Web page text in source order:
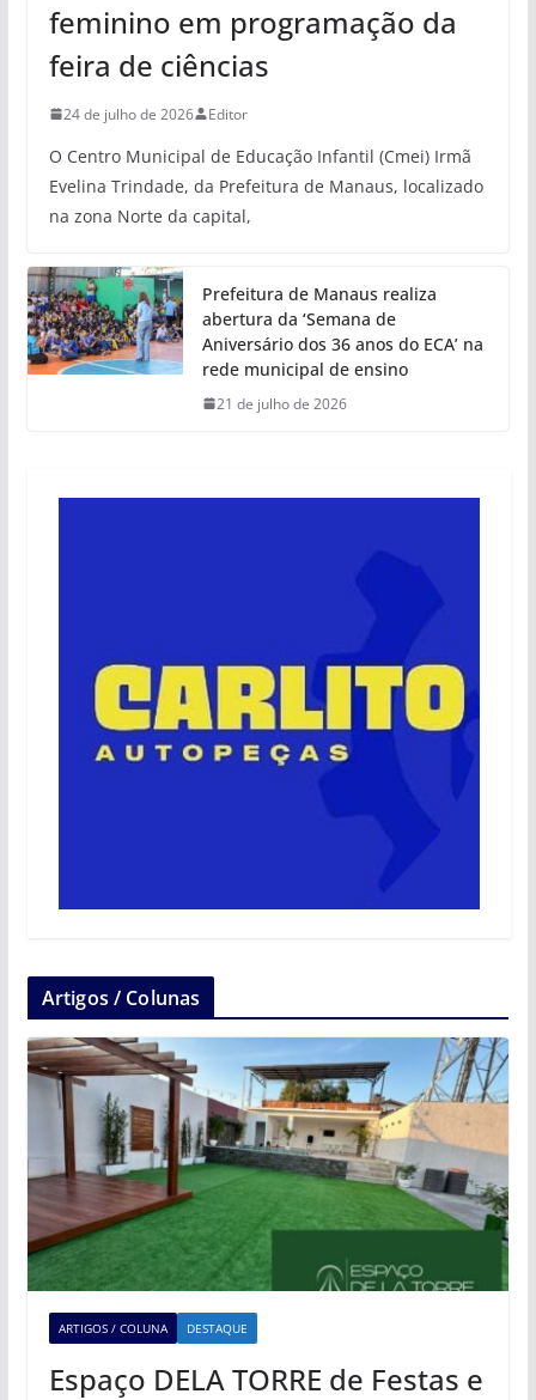
feminino em programação da
feira de ciências
24 de julho de 2026 Editor
O Centro Municipal de Educação Infantil (Cmei) Irmã
Evelina Trindade, da Prefeitura de Manaus, localizado
na zona Norte da capital,
Prefeitura de Manaus realiza
abertura da ‘Semana de
Aniversário dos 36 anos do ECA’ na
rede municipal de ensino
21 de julho de 2026
Artigos / Colunas
ARTIGOS / COLUNA DESTAQUE
Espaço DELA TORRE de Festas e